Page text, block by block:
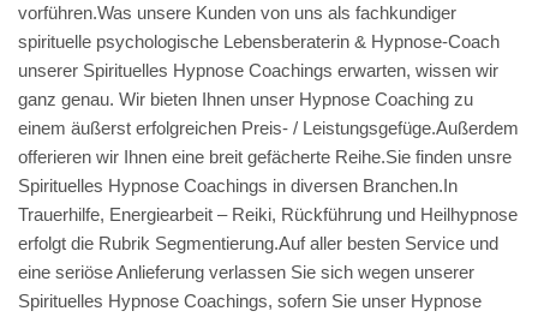
vorführen.Was unsere Kunden von uns als fachkundiger
spirituelle psychologische Lebensberaterin & Hypnose-Coach
unserer Spirituelles Hypnose Coachings erwarten, wissen wir
ganz genau. Wir bieten Ihnen unser Hypnose Coaching zu
einem äußerst erfolgreichen Preis- / Leistungsgefüge.Außerdem
offerieren wir Ihnen eine breit gefächerte Reihe.Sie finden unsre
Spirituelles Hypnose Coachings in diversen Branchen.In
Trauerhilfe, Energiearbeit – Reiki, Rückführung und Heilhypnose
erfolgt die Rubrik Segmentierung.Auf aller besten Service und
eine seriöse Anlieferung verlassen Sie sich wegen unserer
Spirituelles Hypnose Coachings, sofern Sie unser Hypnose